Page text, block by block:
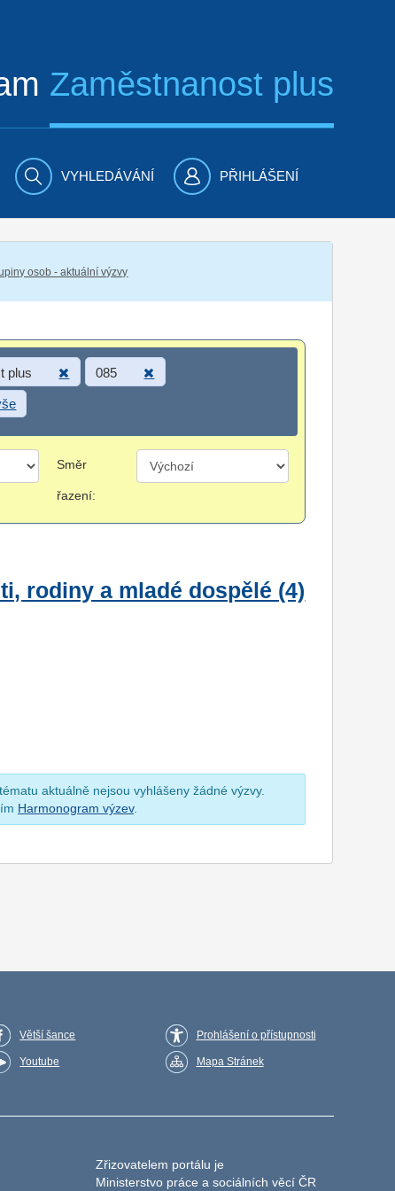
Zaměstnanost plus
VYHLEDÁVÁNÍ PŘIHLÁŠENÍ
osob - aktuální výzvy
plus 085
Směr
řazení:
rodiny a mladé dospělé (4)
aktuálně nejsou vyhlášeny žádné výzvy.
Harmonogram výzev.
Větší šance
Youtube
Prohlášení o přístupnosti
Mapa Stránek
Zřizovatelem portálu je
Ministerstvo práce a sociálních věcí ČR